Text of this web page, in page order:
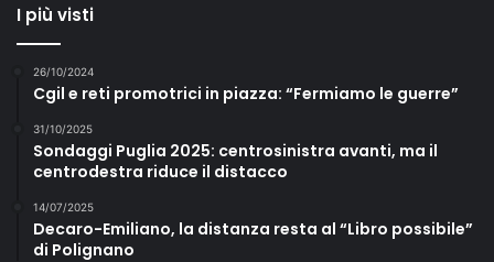
I più visti
26/10/2024
Cgil e reti promotrici in piazza: “Fermiamo le guerre”
31/10/2025
Sondaggi Puglia 2025: centrosinistra avanti, ma il
centrodestra riduce il distacco
14/07/2025
Decaro-Emiliano, la distanza resta al “Libro possibile”
di Polignano